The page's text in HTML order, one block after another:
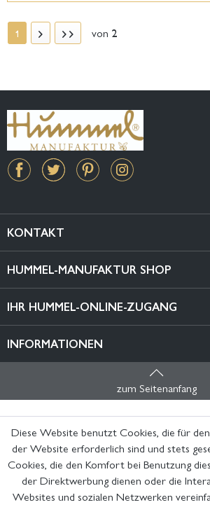
1 von 2
KONTAKT
HUMMEL-MANUFAKTUR SHOP
IHR HUMMEL-ONLINE-ZUGANG
INFORMATIONEN
zum Seitenanfang
Diese Website benutzt Cookies, die für
der Website erforderlich sind und stets
Cookies, die den Komfort bei Benutzung
der Direktwerbung dienen oder die
Websites und sozialen Netzwerken